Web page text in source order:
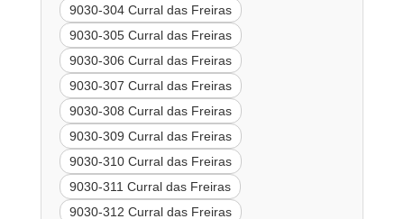
9030-304 Curral das Freiras
9030-305 Curral das Freiras
9030-306 Curral das Freiras
9030-307 Curral das Freiras
9030-308 Curral das Freiras
9030-309 Curral das Freiras
9030-310 Curral das Freiras
9030-311 Curral das Freiras
9030-312 Curral das Freiras